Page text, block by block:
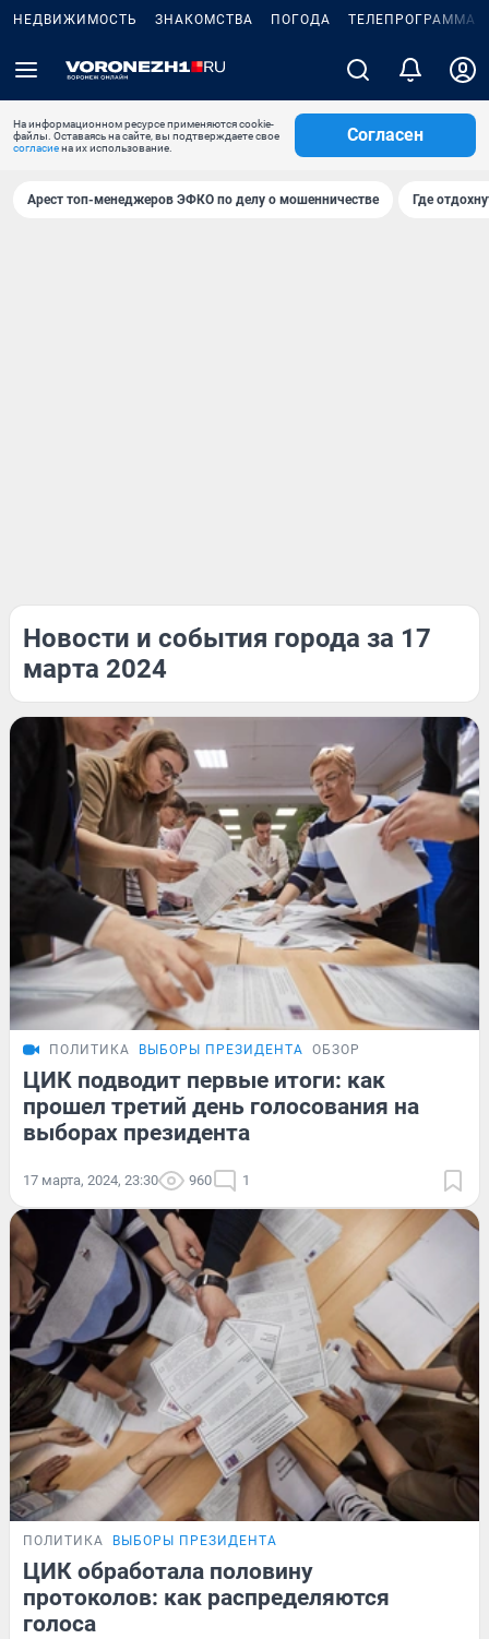
НЕДВИЖИМОСТЬ ЗНАКОМСТВА ПОГОДА ТЕЛЕПРОГРАММА
На информационном ресурсе применяются cookie-
файлы. Оставаясь на сайте, вы подтверждаете свое
согласиена их использование.
Согласен
Арест топ-менеджеров ЭФКО по делу о мошенничестве Где
Новости и события города за 17
марта 2024
ПОЛИТИКА ВЫБОРЫ ПРЕЗИДЕНТА ОБЗОР
ЦИК подводит первые итоги: как
прошел третий день голосования на
выборах президента
17 марта, 2024, 23:30 960 1
ПОЛИТИКА ВЫБОРЫ ПРЕЗИДЕНТА
ЦИК обработала половину
протоколов: как распределяются
голоса